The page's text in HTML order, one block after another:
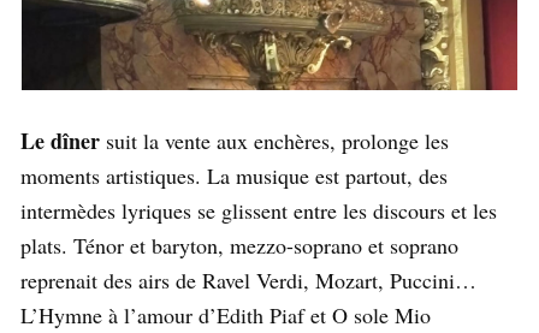
Le dîner suit la vente aux enchères, prolonge les
moments artistiques. La musique est partout, des
intermèdes lyriques se glissent entre les discours et les
plats. Ténor et baryton, mezzo-soprano et soprano
reprenait des airs de Ravel Verdi, Mozart, Puccini…
L’Hymne à l’amour d’Edith Piaf et O sole Mio